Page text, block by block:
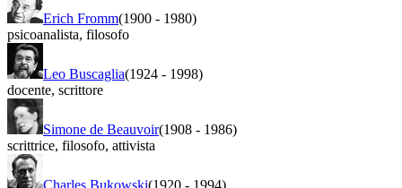
Erich Fromm(1900 - 1980)
psicoanalista, filosofo
Leo Buscaglia(1924 - 1998)
docente, scrittore
Simone de Beauvoir(1908 - 1986)
scrittrice, filosofo, attivista
Charles Bukowski(1920 - 1994)